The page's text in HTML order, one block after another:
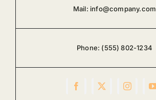
Mail: info@company.com
Phone: (555) 802-1234